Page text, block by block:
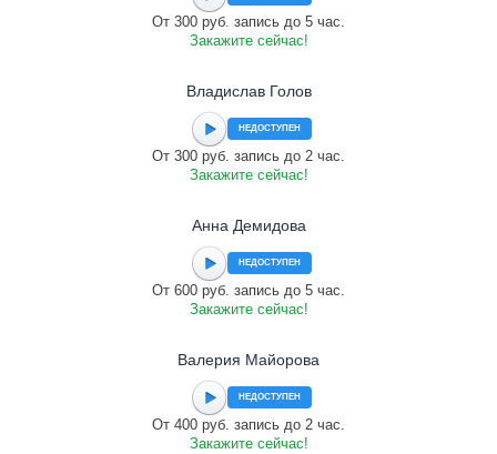
От 300 руб. запись до 5 час.
Закажите сейчас!
Владислав Голов
НЕДОСТУПЕН
От 300 руб. запись до 2 час.
Закажите сейчас!
Анна Демидова
НЕДОСТУПЕН
От 600 руб. запись до 5 час.
Закажите сейчас!
Валерия Майорова
НЕДОСТУПЕН
От 400 руб. запись до 2 час.
Закажите сейчас!